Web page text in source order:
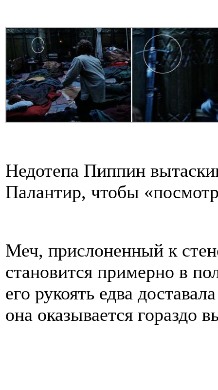
Недотепа Пиппин
Палантир, чтобы
Меч, прислоненный к
становится примерно в
его рукоять едва
она оказывается гораздо